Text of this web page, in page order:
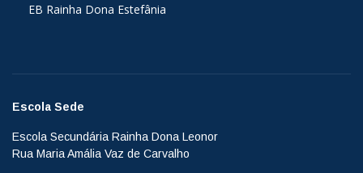
EB Rainha Dona Estefânia
Escola Sede
Escola Secundária Rainha Dona Leonor
Rua Maria Amália Vaz de Carvalho